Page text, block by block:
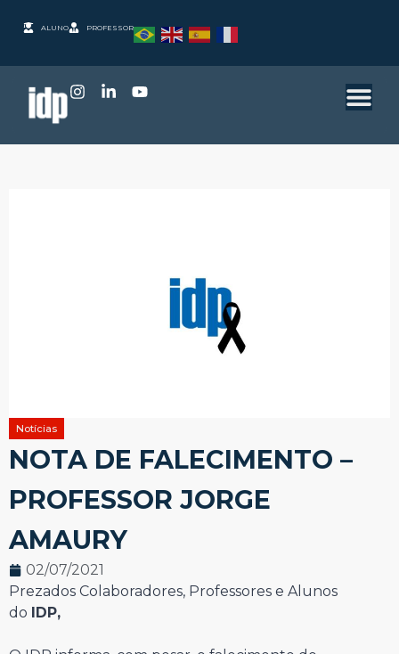
ALUNO PROFESSOR
Notícias
NOTA DE FALECIMENTO –
PROFESSOR JORGE
AMAURY
02/07/2021
Prezados Colaboradores, Professores e Alunos
do IDP,